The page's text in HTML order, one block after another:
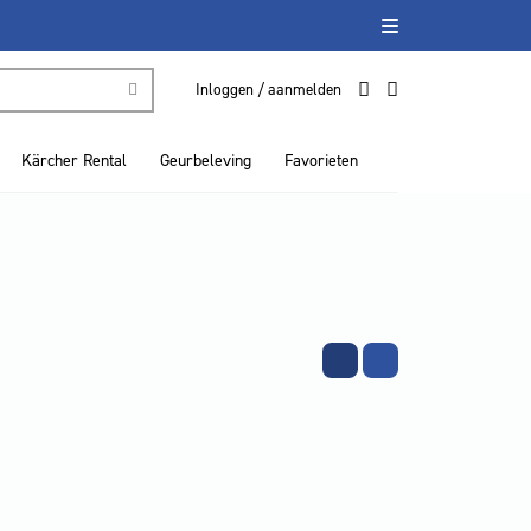
Inloggen / aanmelden
Kärcher Rental Geurbeleving Favorieten